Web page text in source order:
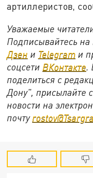
артиллеристов,
Уважаемые
Подписывайтесь
Дзен и Telegram и
соцсети ВКонтакте.
поделиться с
Дону", присылайте
новости на
почту